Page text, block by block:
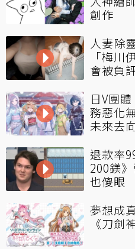
創作
人妻除
「梅川
會被負
日V團
務惡化
未來去
退款率
200鎂
也傻眼
夢想成
《刀劍